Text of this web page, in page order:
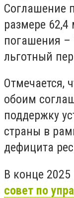
Соглашение
размере
погашения –
льготный
Отмечается,
обоим
поддержку
страны в
дефицита
В конце 2025
совет по